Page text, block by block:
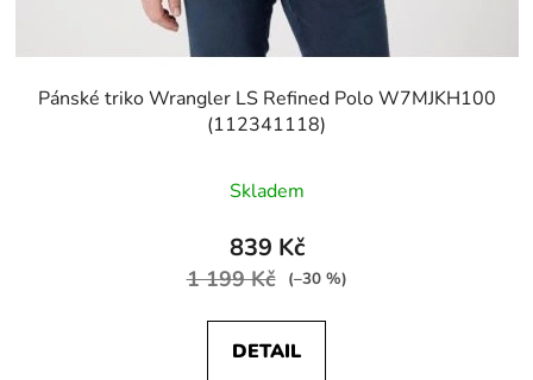
Pánské triko Wrangler LS Refined Polo W7MJKH100
(112341118)
Skladem
839 Kč
1 199 Kč (–30 %)
DETAIL